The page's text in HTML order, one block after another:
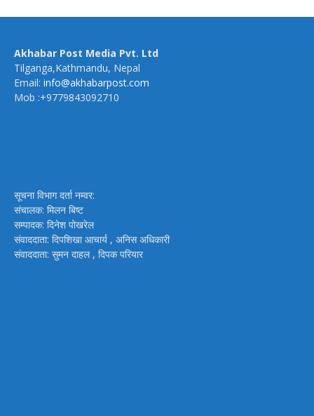
Akhabar Post Media Pvt. Ltd
Tilganga,Kathmandu, Nepal
Email: info@akhabarpost.com
Mob :+9779843092710
सूचना विभाग दर्ता नम्वर:
संचालक: मिलन बिष्ट
सम्पादक: दिनेश पोखरेल
संवाददाता: दिपशिखा आचार्य , अनिस अधिकारी
संवाददाता: सुमन दाहल , दिपक परियार